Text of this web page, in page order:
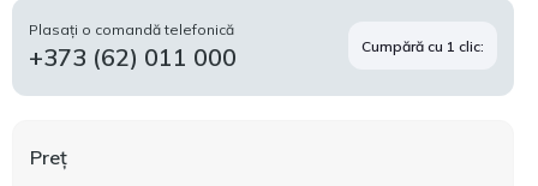
Plasați o comandă telefonică
+373 (62) 011 000 Cumpără cu 1 clic:
Preț